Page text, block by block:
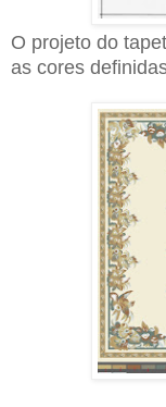
O projeto do
as cores